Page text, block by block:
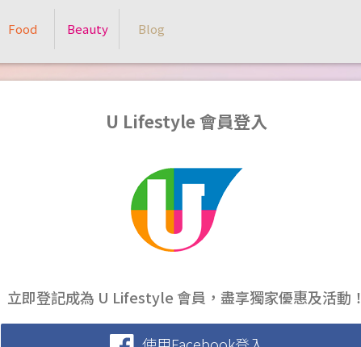
Food Beauty Blog
U Lifestyle 會員登入
立即登記成為 U Lifestyle 會員，盡享獨家優惠及活動！